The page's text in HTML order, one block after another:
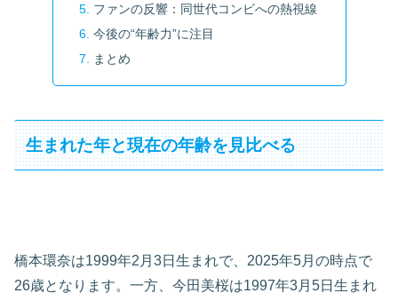
ファンの反響：同世代コンビへの熱視線
今後の“年齢力”に注目
まとめ
生まれた年と現在の年齢を見比べる
橋本環奈は1999年2月3日生まれで、2025年5月の時点で
26歳となります。一方、今田美桜は1997年3月5日生まれ